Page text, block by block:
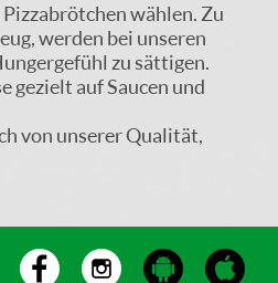
wählen. Zu
werden bei unseren
zu sättigen.
auf Saucen und
von unserer Qualität,